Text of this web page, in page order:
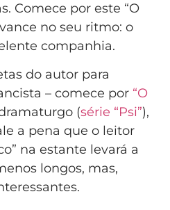
Comece por este “O
no seu ritmo: o
companhia.
do autor para
– comece por “O
(série “Psi”),
a pena que o leitor
na estante levará a
longos, mas,